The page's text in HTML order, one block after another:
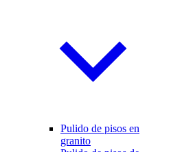
Pulido de pisos en
granito